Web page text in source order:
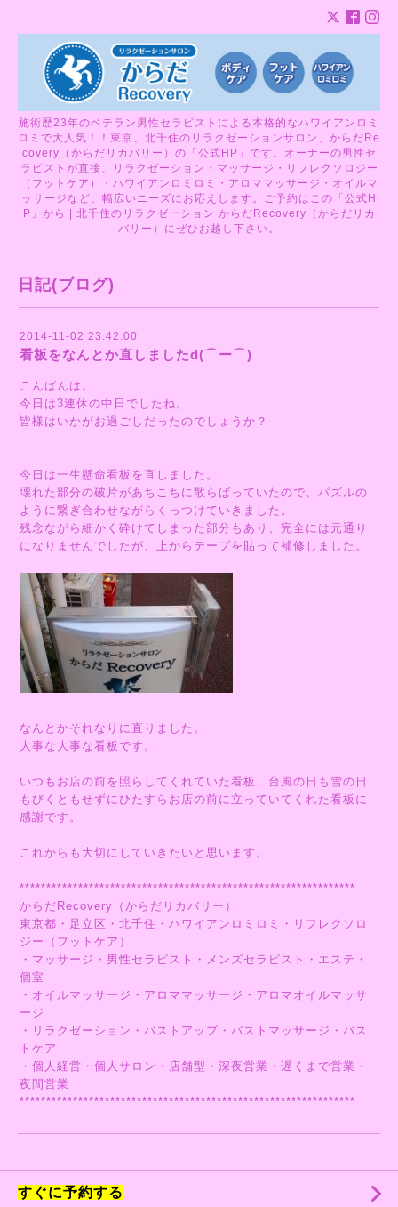
施術歴23年のベテラン男性セラピストによる本格的なハワイアンロミ
ロミで大人気！！東京、北千住のリラクゼーションサロン、からだRe
covery（からだリカバリー）の「公式HP」です。オーナーの男性セ
ラピストが直接、リラクゼーション・マッサージ・リフレクソロジー
（フットケア）・ハワイアンロミロミ・アロママッサージ・オイルマ
ッサージなど、幅広いニーズにお応えします。ご予約はこの「公式H
P」から | 北千住のリラクゼーション からだRecovery（からだリカ
バリー）にぜひお越し下さい。
日記(ブログ)
2014-11-02 23:42:00
看板をなんとか直しましたd(⌒ー⌒)
こんばんは。
今日は3連休の中日でしたね。
皆様はいかがお過ごしだったのでしょうか？
今日は一生懸命看板を直しました。
壊れた部分の破片があちこちに散らばっていたので、パズルの
ように繋ぎ合わせながらくっつけていきました。
残念ながら細かく砕けてしまった部分もあり、完全には元通り
になりませんでしたが、上からテープを貼って補修しました。
なんとかそれなりに直りました。
大事な大事な看板です。
いつもお店の前を照らしてくれていた看板、台風の日も雪の日
もびくともせずにひたすらお店の前に立っていてくれた看板に
感謝です。
これからも大切にしていきたいと思います。
***************************************************************
からだRecovery（からだリカバリー）
東京都・足立区・北千住・ハワイアンロミロミ・リフレクソロ
ジー（フットケア）
・マッサージ・男性セラピスト・メンズセラピスト・エステ・
個室
・オイルマッサージ・アロママッサージ・アロマオイルマッサ
ージ
・リラクゼーション・バストアップ・バストマッサージ・バス
トケア
・個人経営・個人サロン・店舗型・深夜営業・遅くまで営業・
夜間営業
***************************************************************
すぐに予約する